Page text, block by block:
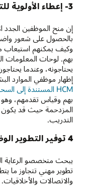
3- إعطاء الأولوية للتأهيل والتدريب
إن منح الموظفين الجدد
بالحصول على شعور
وكيف يمكنهم استيعاب
بهم. لوحات المعلومات
يحتاجونه، وعندما
إظهار موظفي الموارد
HCM المستندة إلى السحابة
بهم وقياس تقدمهم،
المزدحمة حيث قد
التدريب.
4 توفير التطوير الوظيفي والتعليم المستمر
يبحث متخصصو الرعاية
تطوير مهني تتجاوز ما
والاتصالات والأخلاقيات.